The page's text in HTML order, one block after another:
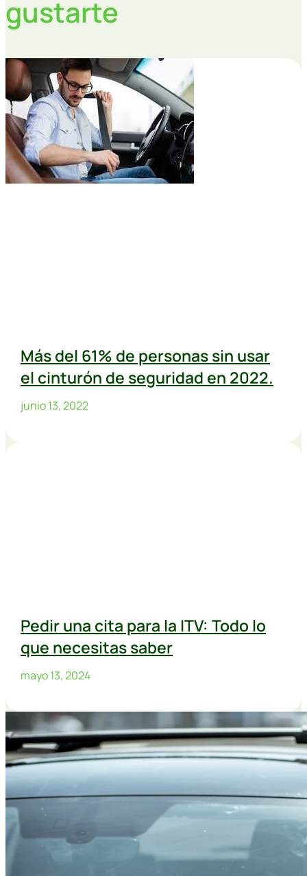
gustarte
Más del 61% de personas sin usar
el cinturón de seguridad en 2022.
junio 13, 2022
Pedir una cita para la ITV: Todo lo
que necesitas saber
mayo 13, 2024